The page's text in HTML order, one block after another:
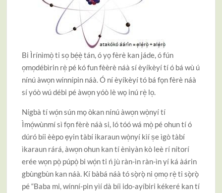
Bi Ìrínìmò̩ ti so̩ bé̩è̩ tán, ó yọ fèrè kan jáde, ó fún
o̩mo̩débìrin rè̩ pé kó fun fèèrè náà sí èyíkèyí tí ó bá wù ú
nínú àwo̩n wínnípin náà. Ó ní èyíkèyí tó bá fọn fèrè náà
sí yóò wú débi pé àwo̩n yóò lè wọ inú rè̩ lo̩.
Nígbà tí wó̩n sún mọ òkan nínú àwo̩n wò̩nyí tí
Ìmó̩wùnmí sì fọn fèrè náà si, ló tóó wá mò̩ pé ohun tí ó
dúró bíi èèpo ẹyin tàbí ikaraun wò̩nyí kìí s̩e ìgò tàbí
ìkaraun rárá, àwo̩n ohun kan tí ènìyàn kò leè rí nítorí
erée wo̩n pò̩ púpò̩ bi wó̩n ti ń jù ràn-ìn ràn-ìn yí ká àárin
gbùngbùn kan náà. Kí bàbá náà tó sọ̀rọ̀ ni o̩mo̩ rè̩ ti sọ̀rọ̀
pé “Baba mi, wínní-pin yìí dà bíi ido-ayíbiri kékeré kan tí